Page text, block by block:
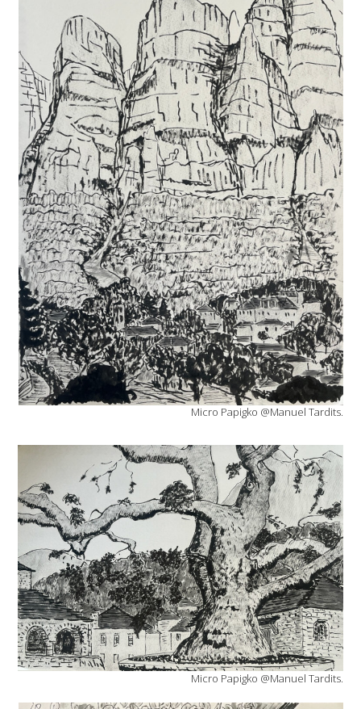
Micro Papigko @Manuel Tardits.
Micro Papigko @Manuel Tardits.